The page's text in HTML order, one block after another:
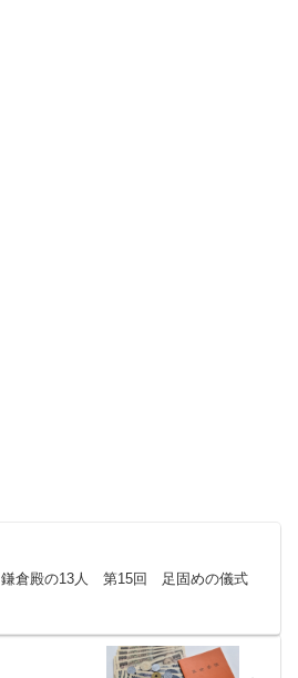
鎌倉殿の13人 第15回 足固めの儀式